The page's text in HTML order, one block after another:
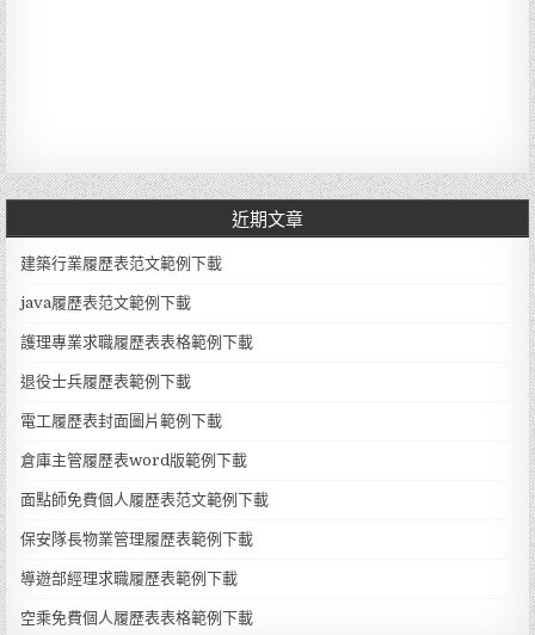
近期文章
建築行業履歷表范文範例下載
java履歷表范文範例下載
護理專業求職履歷表表格範例下載
退役士兵履歷表範例下載
電工履歷表封面圖片範例下載
倉庫主管履歷表word版範例下載
面點師免費個人履歷表范文範例下載
保安隊長物業管理履歷表範例下載
導遊部經理求職履歷表範例下載
空乘免費個人履歷表表格範例下載